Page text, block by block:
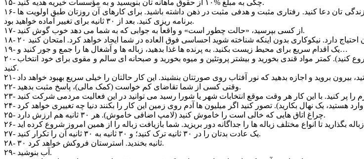
۱۵- چکی به مبلغ %۱۰ از حقوق ماهانه تان بنویسید و به مؤسسات خیریه هدیه کنید.
۱۶- هر روز ۳۰ ثانیه برای غالب آمدن بر ترس ها و شجاعانه روبه رو شدن با همه ی موقعیت های زندگی تان دعا کنید. رفتاری مثبت و هدفی مثبت در ذهن داشته باشید. برای کارهای آن روزتان طبق اولویت ها
برنامه ریزی کنید. بعد از ۳۰ ثانیه برای تغییر آماده خواهید بود.
۱۷- از کسی بپرسید، «حالت چطور است» و واقعاً به جوابی که به شما می دهد خوب گوش کنید.
۱۹- یک اقدام سریع برای محیط زیست بکنید. به پرنده ها غذا بدهید، زباله ها و آشغال ها را جمع و جور کنید و…
۲۰- یک صبحانه ی عالی برای خود انتخاب کنید (انرژی روزانه ی خود را با یک تصمیم ۳۰ ثانیه ای شروع کنید). کمتر مواد قندی بخورید و بیشتر پروتئین و میوه بخورید و صبحانه ای سالم و مقوی برای خود انتخاب
کنید.
۲۲- وقتی کسی از شما تقاضای کم خواست (کمک مالی)، پاسخ مثبت بدهید.
۲۵- چراغ اتاق هایی که خالی است را خاموش کنید (لامپ اضافی خاموش). هر ۳۰ ثانیه هم ارزش دارد.
۲۷- یک عادت بدتان را در ۳۰ ثانیه ترک کنید؛ و ۳۰ ثانیه به ۳۰ ثانیه آن را تکرار کنید.
۲۸- ۳۰ ثانیه بخندید. استرستان فروکش خواهد کرد.
۲۹- آب بنوشید.